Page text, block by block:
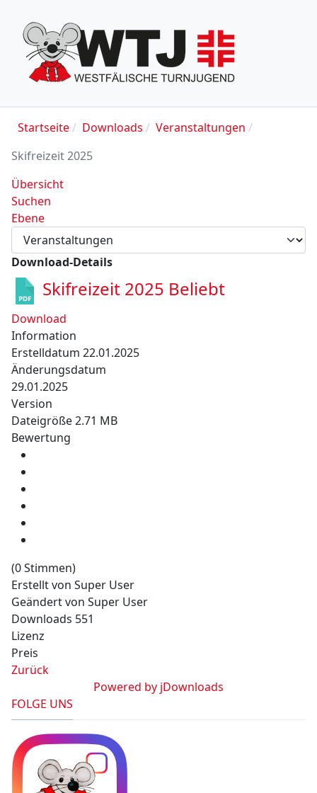
Startseite Downloads
Veranstaltungen
Skifreizeit 2025
Übersicht
Suchen
Ebene
Download-Details
Skifreizeit 2025 Beliebt
Download
Information
Erstelldatum 22.01.2025
Änderungsdatum
29.01.2025
Version
Dateigröße2.71 MB
Bewertung
(0 Stimmen)
Erstellt von Super User
Geändert von Super User
Downloads 551
Lizenz
Preis
Zurück
Powered by jDownloads
FOLGE UNS